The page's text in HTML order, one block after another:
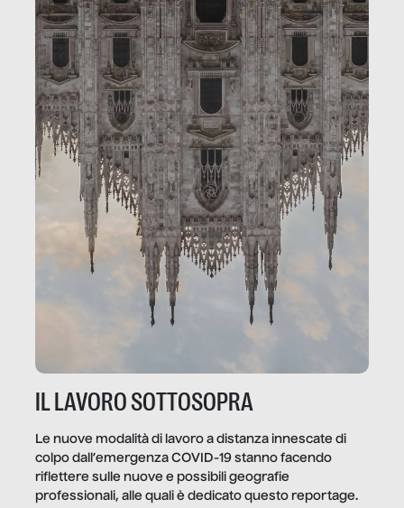
IL LAVORO SOTTOSOPRA
Le nuove modalità di lavoro a distanza innescate di
colpo dall’emergenza COVID-19 stanno facendo
riflettere sulle nuove e possibili geografie
professionali, alle quali è dedicato questo reportage.